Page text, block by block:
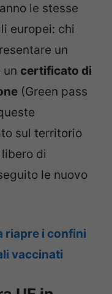
le stesse
europei: chi
un
un certificato di
(Green pass
sul territorio
di
le nuovo
riapre i confini
vaccinati